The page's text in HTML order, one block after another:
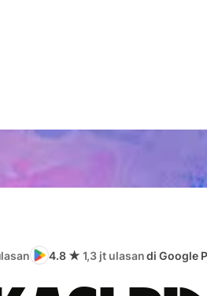
4.8 ★ 1,3 jt ulasandi Google